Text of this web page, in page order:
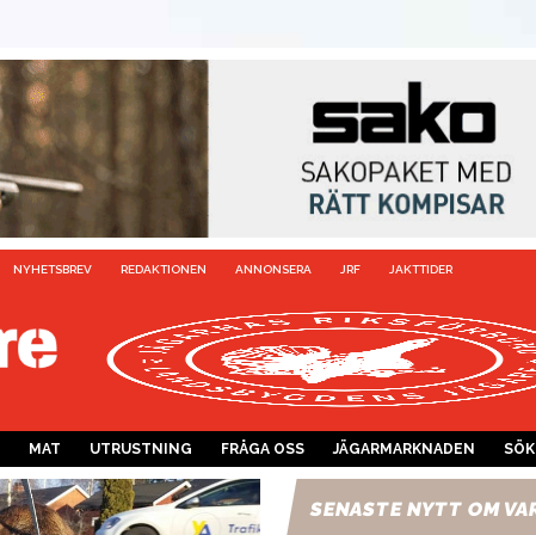
NYHETSBREV REDAKTIONEN ANNONSERA JRF JAKTTIDER
MAT UTRUSTNING FRÅGA OSS JÄGARMARKNADEN SÖK
SENASTE NYTT OM